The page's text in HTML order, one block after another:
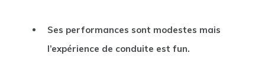
Ses performances sont modestes mais
l’expérience de conduite est fun.